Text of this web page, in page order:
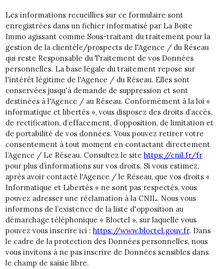
Les informations recueillies sur ce formulaire sont
enregistrées dans un fichier informatisé par La Boite
Immo agissant comme Sous-traitant du traitement pour la
gestion de la clientèle/prospects de l'Agence / du Réseau
qui reste Responsable du Traitement de vos Données
personnelles. La base légale du traitement repose sur
l'intérêt légitime de l'Agence / du Réseau. Elles sont
conservées jusqu'à demande de suppression et sont
destinées à l'Agence / au Réseau. Conformément à la loi «
informatique et libertés », vous disposez des droits d’accès,
de rectification, d’effacement, d’opposition, de limitation et
de portabilité de vos données. Vous pouvez retirer votre
consentement à tout moment en contactant directement
l’Agence / Le Réseau. Consultez le site https://cnil.fr/fr
pour plus d’informations sur vos droits. Si vous estimez,
après avoir contacté l'Agence / le Réseau, que vos droits «
Informatique et Libertés » ne sont pas respectés, vous
pouvez adresser une réclamation à la CNIL. Nous vous
informons de l’existence de la liste d'opposition au
démarchage téléphonique « Bloctel », sur laquelle vous
pouvez vous inscrire ici : https://www.bloctel.gouv.fr. Dans
le cadre de la protection des Données personnelles, nous
vous invitons à ne pas inscrire de Données sensibles dans
le champ de saisie libre.